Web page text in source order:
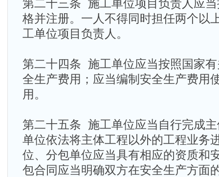
第二十三条 施工单位项目负责人应
格并注册。一人不得同时担任两个以
工单位项目负责人。
第二十四条 施工单位应当按照国家
全生产费用；应当编制安全生产费用
用。
第二十五条 施工单位应当自行完成
单位依法将主体工程以外的工程业务
位、分包单位应当具有相应的资质和
包合同应当明确双方在安全生产方面